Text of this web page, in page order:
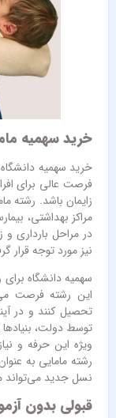
خرید سهمیه
خرید سهمیه
فرصت عالی برای
زایمان باشد. رشته
مراکز بهداشتی،
در مراحل بارداری
نیز مورد توجه قرار
سهمیه دانشگاه برای
این رشته فرصت می
تحصیل کنند و در
توسط دولت،
ویژه این حرفه و
رشته مامایی به
نسل جدید می‌تواند
قبولی بدون